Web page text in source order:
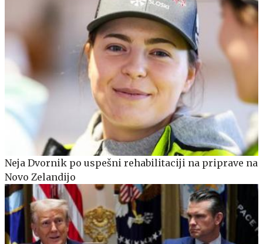
Neja Dvornik po uspešni rehabilitaciji na priprave na
Novo Zelandijo